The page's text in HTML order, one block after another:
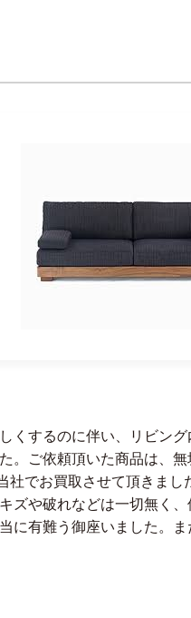
くするのに伴い、リビン
。ご依頼頂いた商品は、
でお買取させて頂きまし
ズや破れなどは一切無く
に有難う御座いました。